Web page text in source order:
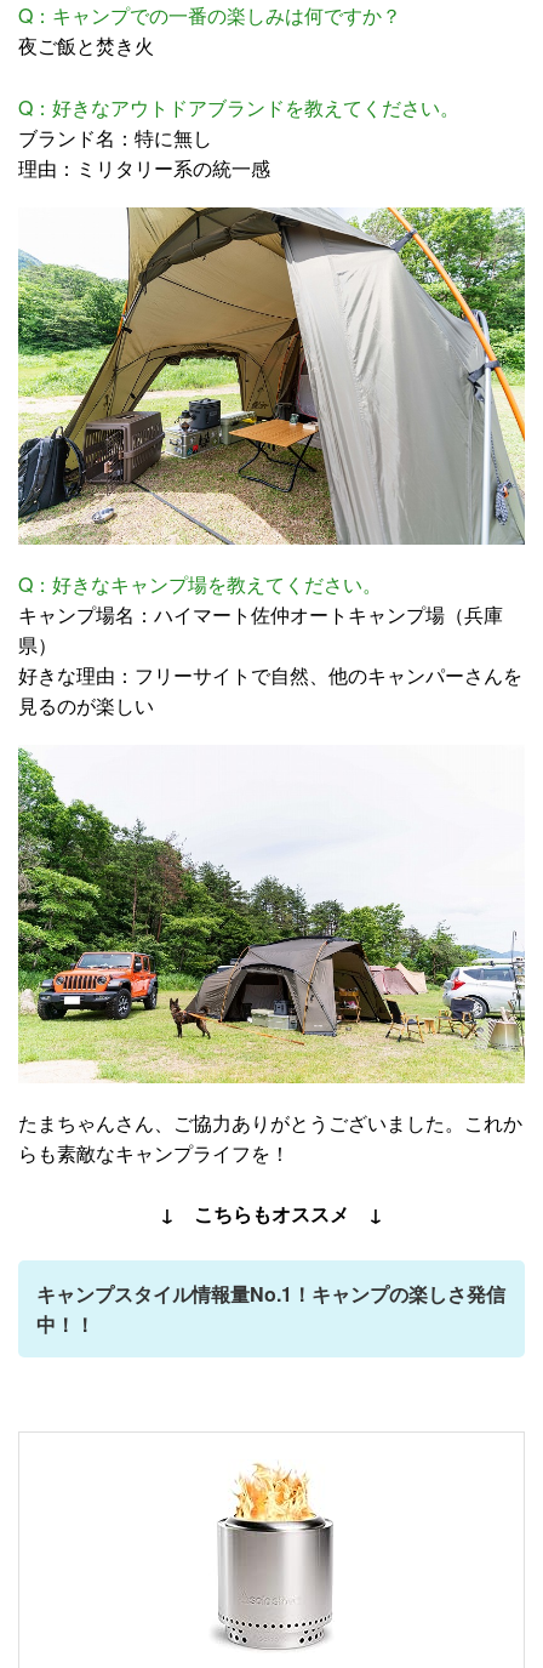
Q：キャンプでの一番の楽しみは何ですか？
夜ご飯と焚き火
Q：好きなアウトドアブランドを教えてください。
ブランド名：特に無し
理由：ミリタリー系の統一感
Q：好きなキャンプ場を教えてください。
キャンプ場名：ハイマート佐仲オートキャンプ場（兵庫
県）
好きな理由：フリーサイトで自然、他のキャンパーさんを
見るのが楽しい
たまちゃんさん、ご協力ありがとうございました。これか
らも素敵なキャンプライフを！
↓ こちらもオススメ ↓
キャンプスタイル情報量No.1！キャンプの楽しさ発信
中！！